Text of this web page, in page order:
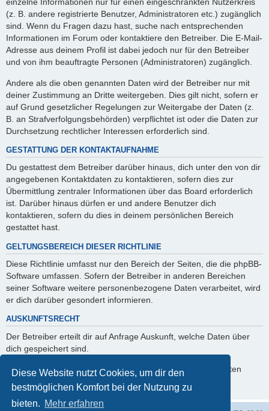
Diese Website nutzt Cookies, um dir den
bestmöglichen Komfort bei der Nutzung zu
bieten. Mehr erfahren
einzelne Informationen nur für einen eingeschränkten Nutzerkreis
(z. B. andere registrierte Benutzer, Administratoren etc.) zugänglich
sind. Wenn du Fragen dazu hast, suche nach entsprechenden
Informationen im Forum oder kontaktiere den Betreiber. Die E-Mail-
Adresse aus deinem Profil ist dabei jedoch nur für den Betreiber
und von ihm beauftragte Personen (Administratoren) zugänglich.
Andere als die oben genannten Daten wird der Betreiber nur mit
deiner Zustimmung an Dritte weitergeben. Dies gilt nicht, sofern er
auf Grund gesetzlicher Regelungen zur Weitergabe der Daten (z.
B. an Strafverfolgungsbehörden) verpflichtet ist oder die Daten zur
Durchsetzung rechtlicher Interessen erforderlich sind.
GESTATTUNG DER KONTAKTAUFNAHME
Du gestattest dem Betreiber darüber hinaus, dich unter den von dir
angegebenen Kontaktdaten zu kontaktieren, sofern dies zur
Übermittlung zentraler Informationen über das Board erforderlich
ist. Darüber hinaus dürfen er und andere Benutzer dich
kontaktieren, sofern du dies in deinem persönlichen Bereich
gestattet hast.
GELTUNGSBEREICH DIESER RICHTLINIE
Diese Richtlinie umfasst nur den Bereich der Seiten, die die phpBB-
Software umfassen. Sofern der Betreiber in anderen Bereichen
seiner Software weitere personenbezogene Daten verarbeitet, wird
er dich darüber gesondert informieren.
AUSKUNFTSRECHT
Der Betreiber erteilt dir auf Anfrage Auskunft, welche Daten über
dich gespeichert sind.
Du kannst jederzeit die Löschung bzw. Sperrung deiner Daten